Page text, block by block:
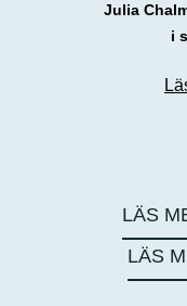
Julia
i
LÄS
LÄS